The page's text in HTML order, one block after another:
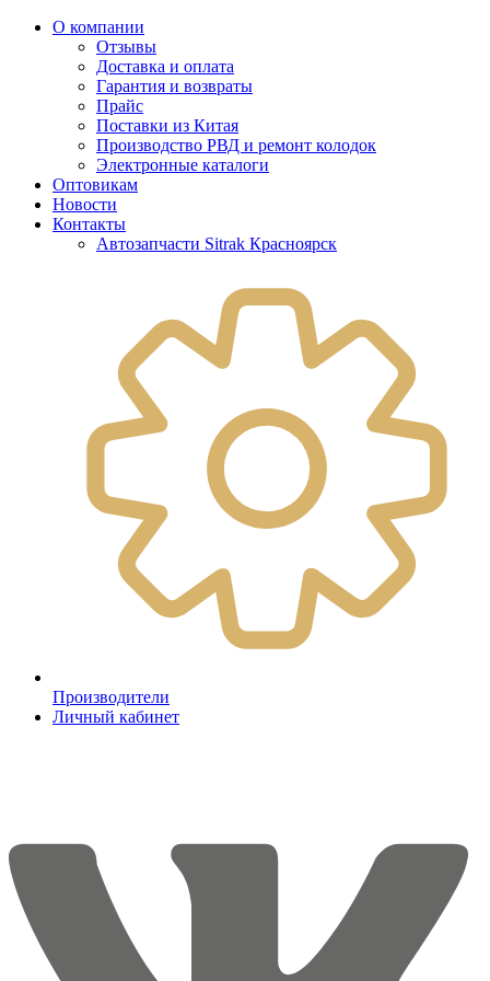
О компании
Отзывы
Доставка и оплата
Гарантия и возвраты
Прайс
Поставки из Китая
Производство РВД и ремонт колодок
Электронные каталоги
Оптовикам
Новости
Контакты
Автозапчасти Sitrak Красноярск
Производители
Личный кабинет